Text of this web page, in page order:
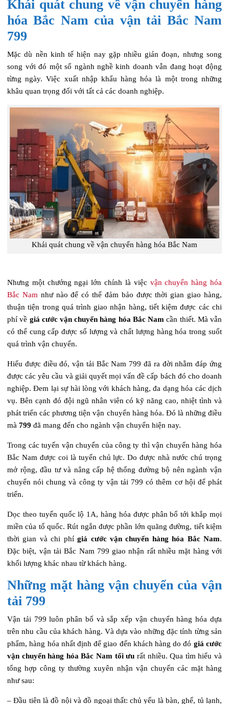
Khái quát chung về vận chuyển hàng
hóa Bắc Nam của vận tải Bắc Nam
799
Mặc dù nền kinh tế hiện nay gặp nhiều gián đoạn, nhưng song
song với đó một số ngành nghề kinh doanh vẫn đang hoạt động
từng ngày. Việc xuất nhập khẩu hàng hóa là một trong những
khâu quan trọng đối với tất cả các doanh nghiệp.
Khái quát chung về vận chuyển hàng hóa Bắc Nam
Nhưng một chướng ngại lớn chính là việc vận chuyển hàng hóa
Bắc Namnhư nào để có thể đảm bảo được thời gian giao hàng,
thuận tiện trong quá trình giao nhận hàng, tiết kiệm được các chi
phí về giá cước vận chuyển hàng hóa Bắc Nam cần thiết. Mà vẫn
có thể cung cấp được số lượng và chất lượng hàng hóa trong suốt
quá trình vận chuyển.
Hiểu được điều đó, vận tải Bắc Nam 799 đã ra đời nhằm đáp ứng
được các yêu cầu và giải quyết mọi vấn đề cấp bách đó cho doanh
nghiệp. Đem lại sự hài lòng với khách hàng, đa dạng hóa các dịch
vụ. Bên cạnh đó đội ngũ nhân viên có kỹ năng cao, nhiệt tình và
phát triển các phương tiện vận chuyển hàng hóa. Đó là những điều
mà799 đã mang đến cho ngành vận chuyển hiện nay.
Trong các tuyến vận chuyển của công ty thì vận chuyển hàng hóa
Bắc Nam được coi là tuyến chủ lực. Do được nhà nước chú trọng
mở rộng, đầu tư và nâng cấp hệ thống đường bộ nên ngành vận
chuyển nói chung và công ty vận tải 799 có thêm cơ hội để phát
triển.
Dọc theo tuyến quốc lộ 1A, hàng hóa được phân bổ tới khắp mọi
miền của tổ quốc. Rút ngắn được phần lớn quãng đường, tiết kiệm
thời gian và chi phígiá cước vận chuyển hàng hóa Bắc Nam.
Đặc biệt, vận tải Bắc Nam 799 giao nhận rất nhiều mặt hàng với
khối lượng khác nhau từ khách hàng.
Những mặt hàng vận chuyển của vận
tải 799
Vận tải 799 luôn phân bố và sắp xếp vận chuyển hàng hóa dựa
trên nhu cầu của khách hàng. Và dựa vào những đặc tính từng sản
phẩm, hàng hóa nhất định để giao đến khách hàng do đó giá cước
vận chuyển hàng hóa Bắc Nam tối ưu rất nhiều. Qua tìm hiểu và
tổng hợp công ty thường xuyên nhận vận chuyển các mặt hàng
như sau:
– Đầu tiên là đồ nội và đồ ngoại thất: chủ yếu là bàn, ghế, tủ lạnh,